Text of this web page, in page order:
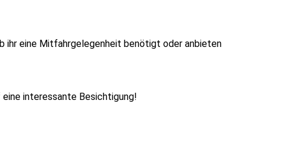
ihr eine Mitfahrgelegenheit benötigt oder anbieten
interessante Besichtigung!